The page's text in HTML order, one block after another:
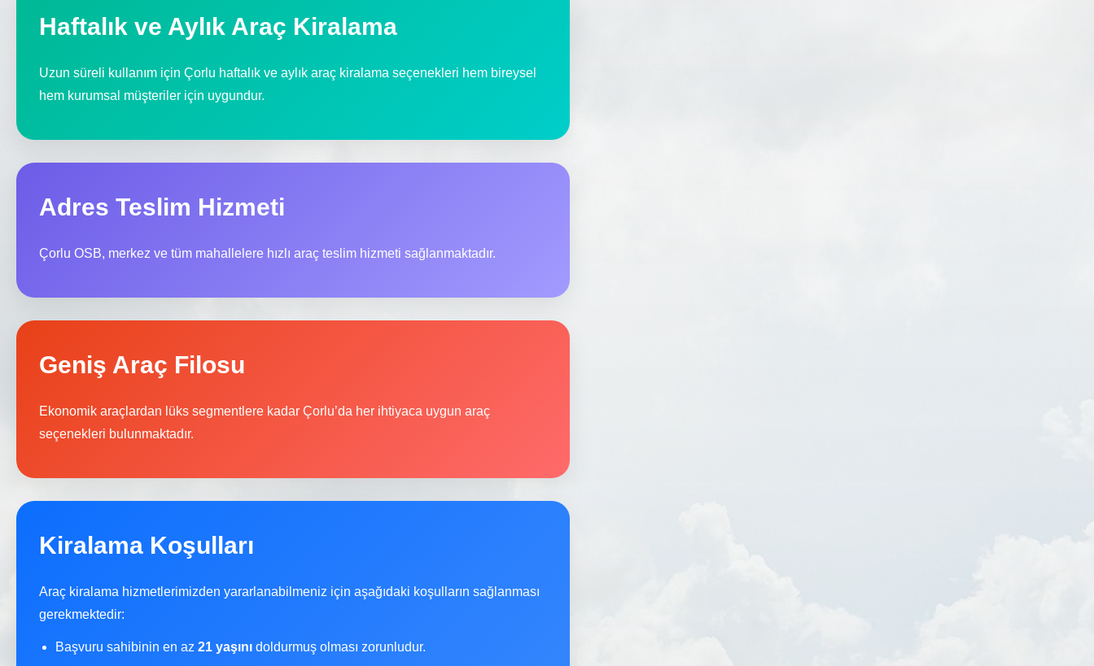
Haftalık ve Aylık Araç Kiralama
Uzun süreli kullanım için Çorlu haftalık ve aylık araç kiralama seçenekleri hem bireysel
hem kurumsal müşteriler için uygundur.
Adres Teslim Hizmeti
Çorlu OSB, merkez ve tüm mahallelere hızlı araç teslim hizmeti sağlanmaktadır.
Geniş Araç Filosu
Ekonomik araçlardan lüks segmentlere kadar Çorlu’da her ihtiyaca uygun araç
seçenekleri bulunmaktadır.
Kiralama Koşulları
Araç kiralama hizmetlerimizden yararlanabilmeniz için aşağıdaki koşulların sağlanması
gerekmektedir:
Başvuru sahibinin en az 21 yaşını doldurmuş olması zorunludur.